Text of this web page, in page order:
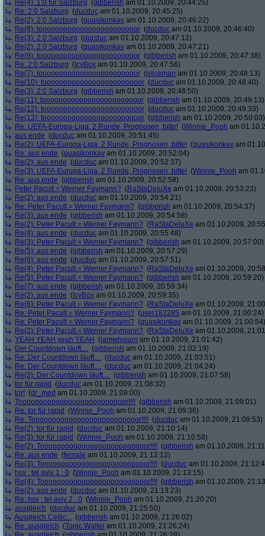
Re(4): 1:0 für Salzburg (gibberish am 01.10.2009, 20:44:25)
Re: 2:0 Salzburg (ducduc am 01.10.2009, 20:45:25)
Re(2): 2:0 Salzburg (quasikonkav am 01.10.2009, 20:46:22)
Re(8): toooooooooooooooooooooooor (ducduc am 01.10.2009, 20:46:40)
Re(3): 2:0 Salzburg (ducduc am 01.10.2009, 20:47:12)
Re(2): 2:0 Salzburg (quasikonkav am 01.10.2009, 20:47:21)
Re(9): toooooooooooooooooooooooor (gibberish am 01.10.2009, 20:47:38)
Re: 2:0 Salzburg ( IcyBox am 01.10.2009, 20:47:56)
Re(7): toooooooooooooooooooooooor (piiceman am 01.10.2009, 20:48:13)
Re(10): toooooooooooooooooooooooor (ducduc am 01.10.2009, 20:48:40)
Re(3): 2:0 Salzburg (gibberish am 01.10.2009, 20:48:50)
Re(11): toooooooooooooooooooooooor (gibberish am 01.10.2009, 20:49:13)
Re(12): toooooooooooooooooooooooor (ducduc am 01.10.2009, 20:49:33)
Re(13): toooooooooooooooooooooooor (gibberish am 01.10.2009, 20:50:03)
Re: UEFA-Europa-Liga, 2 Runde, Prognosen, bitte! (Winnie_Pooh am
aus ende (ducduc am 01.10.2009, 20:51:45)
Re(2): UEFA-Europa-Liga, 2 Runde, Prognosen, bitte! (quasikonkav am
Re: aus ende (quasikonkav am 01.10.2009, 20:52:04)
Re(2): aus ende (ducduc am 01.10.2009, 20:52:37)
Re(3): UEFA-Europa-Liga, 2 Runde, Prognosen, bitte! (Winnie_Pooh am
Re: aus ende (gibberish am 01.10.2009, 20:52:58)
Peter Pacult = Werner Faymann? (RaStaDeluXe am 01.10.2009, 20:53:23)
Re(2): aus ende (ducduc am 01.10.2009, 20:54:21)
Re: Peter Pacult = Werner Faymann? (gibberish am 01.10.2009, 20:54:37)
Re(3): aus ende (gibberish am 01.10.2009, 20:54:58)
Re(2): Peter Pacult = Werner Faymann? (RaStaDeluXe am 01.10.2009,
Re(4): aus ende (ducduc am 01.10.2009, 20:55:48)
Re(3): Peter Pacult = Werner Faymann? (gibberish am 01.10.2009, 20:57:00)
Re(5): aus ende (gibberish am 01.10.2009, 20:57:29)
Re(6): aus ende (ducduc am 01.10.2009, 20:57:51)
Re(4): Peter Pacult = Werner Faymann? (RaStaDeluXe am 01.10.2009,
Re(5): Peter Pacult = Werner Faymann? (gibberish am 01.10.2009, 20:59:20)
Re(7): aus ende (gibberish am 01.10.2009, 20:59:34)
Re(2): aus ende ( IcyBox am 01.10.2009, 20:59:35)
Re(6): Peter Pacult = Werner Faymann? (RaStaDeluXe am 01.10.2009,
Re: Peter Pacult = Werner Faymann? (user182285 am 01.10.2009, 21:00:24)
Re: Peter Pacult = Werner Faymann? (quasikonkav am 01.10.2009, 21:00:54)
Re(2): Peter Pacult = Werner Faymann? (RaStaDeluXe am 01.10.2009,
YEAH YEAH yeah YEAH (iamwhoiam am 01.10.2009, 21:01:42)
Der Countdown läuft.... (gibberish am 01.10.2009, 21:02:19)
Re: Der Countdown läuft.... (ducduc am 01.10.2009, 21:03:51)
Re: Der Countdown läuft.... (ducduc am 01.10.2009, 21:04:24)
Re(2): Der Countdown läuft.... (gibberish am 01.10.2009, 21:07:58)
tor für rapid (ducduc am 01.10.2009, 21:08:32)
tor! (dr_med am 01.10.2009, 21:09:00)
Toooooooooooooooooooooooooor!!!! (gibberish am 01.10.2009, 21:09:01)
Re: tor für rapid (Winnie_Pooh am 01.10.2009, 21:09:36)
Re: Toooooooooooooooooooooooooor!!!! (ducduc am 01.10.2009, 21:09:53)
Re(2): tor für rapid (ducduc am 01.10.2009, 21:10:14)
Re(3): tor für rapid (Winnie_Pooh am 01.10.2009, 21:10:58)
Re(2): Toooooooooooooooooooooooooor!!!! (gibberish am 01.10.2009,
Re: aus ende (female am 01.10.2009, 21:12:12)
Re(3): Toooooooooooooooooooooooooor!!!! (ducduc am 01.10.2009,
hsv : tel aviv 1 : 0 (Winnie_Pooh am 01.10.2009, 21:13:15)
Re(4): Toooooooooooooooooooooooooor!!!! (gibberish am 01.10.2009,
Re(2): aus ende (ducduc am 01.10.2009, 21:13:23)
Re: hsv : tel aviv 2 : 0 (Winnie_Pooh am 01.10.2009, 21:20:20)
ausgleich (ducduc am 01.10.2009, 21:25:50)
Ausgleich Celtic... (gibberish am 01.10.2009, 21:26:02)
Re: ausgleich (Tonic Walter am 01.10.2009, 21:26:24)